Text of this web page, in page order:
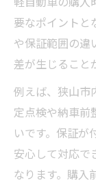
要なポイントと
や保証範囲の違
差が生じること
例えば、狭山市
定点検や納車前
いです。保証が
安心して対応で
なります。購入